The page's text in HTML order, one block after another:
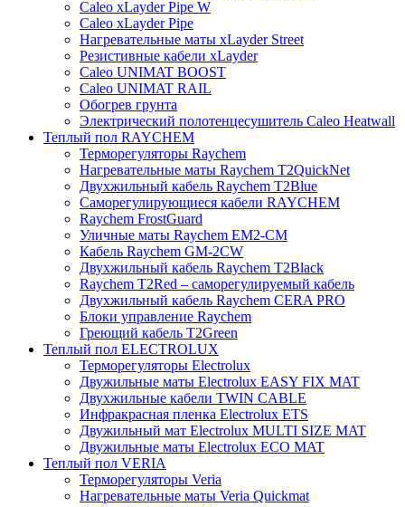
Caleo xLayder Pipe W
Caleo xLayder Pipe
Нагревательные маты xLayder Street
Резистивные кабели xLayder
Caleo UNIMAT BOOST
Caleo UNIMAT RAIL
Обогрев грунта
Электрический полотенцесушитель Caleo Heatwall
Теплый пол RAYCHEM
Терморегуляторы Raychem
Нагревательные маты Raychem T2QuickNet
Двухжильный кабель Raychem T2Blue
Саморегулирующиеся кабели RAYCHEM
Raychem FrostGuard
Уличные маты Raychem EM2-CM
Кабель Raychem GM-2CW
Двухжильный кабель Raychem T2Black
Raychem T2Red – саморегулируемый кабель
Двухжильный кабель Raychem CERA PRO
Блоки управление Raychem
Греющий кабель T2Green
Теплый пол ELECTROLUX
Терморегуляторы Electrolux
Двужильные маты Electrolux EASY FIX MAT
Двухжильные кабели TWIN CABLE
Инфракрасная пленка Electrolux ETS
Двужильный мат Electrolux MULTI SIZE MAT
Двужильные маты Electrolux ECO MAT
Теплый пол VERIA
Терморегуляторы Veria
Нагревательные маты Veria Quickmat